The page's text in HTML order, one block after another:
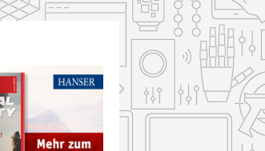
jedermann
jedermann
jedermann
jedermann